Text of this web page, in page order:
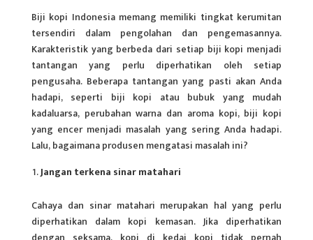
Biji kopi Indonesia memang memiliki tingkat kerumitan
tersendiri dalam pengolahan dan pengemasannya.
Karakteristik yang berbeda dari setiap biji kopi menjadi
tantangan yang perlu diperhatikan oleh setiap
pengusaha. Beberapa tantangan yang pasti akan Anda
hadapi, seperti biji kopi atau bubuk yang mudah
kadaluarsa, perubahan warna dan aroma kopi, biji kopi
yang encer menjadi masalah yang sering Anda hadapi.
Lalu, bagaimana produsen mengatasi masalah ini?
Jangan terkena sinar matahari
Cahaya dan sinar matahari merupakan hal yang perlu
diperhatikan dalam kopi kemasan. Jika diperhatikan